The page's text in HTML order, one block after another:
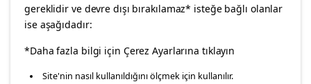
facebooktwitterinstagrampinterestyoutube
Select Location
gereklidir ve devre dışı bırakılamaz* isteğe bağlı olanlar
ise aşağıdadır:
*Daha fazla bilgi için Çerez Ayarlarına tıklayın
Site'nin nasıl kullanıldığını ölçmek için kullanılır.